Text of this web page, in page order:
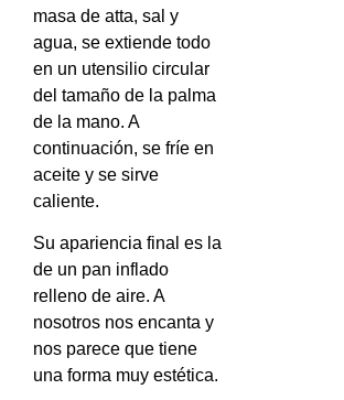
masa de atta, sal y
agua, se extiende todo
en un utensilio circular
del tamaño de la palma
de la mano. A
continuación, se fríe en
aceite y se sirve
caliente.
Su apariencia final es la
de un pan inflado
relleno de aire. A
nosotros nos encanta y
nos parece que tiene
una forma muy estética.